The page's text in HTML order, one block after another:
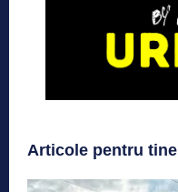
Articole pentru tine